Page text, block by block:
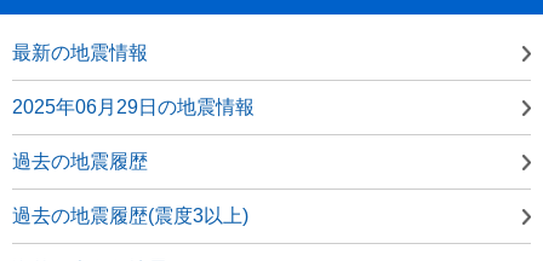
最新の地震情報
2025年06月29日の地震情報
過去の地震履歴
過去の地震履歴(震度3以上)